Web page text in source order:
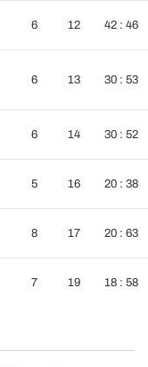
6 12 42 : 46
6 13 30 : 53
6 14 30 : 52
5 16 20 : 38
8 17 20 : 63
7 19 18 : 58